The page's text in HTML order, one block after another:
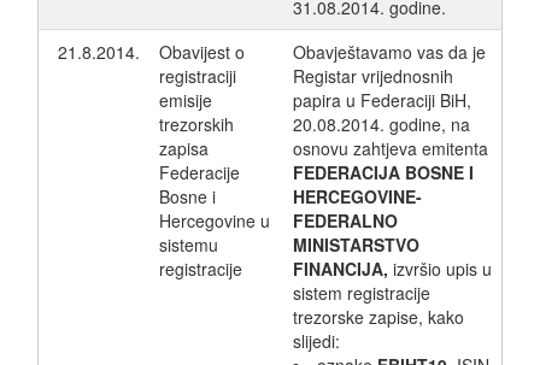
31.08.2014. godine.
21.8.2014.
Obavijest o
registraciji
emisije
trezorskih
zapisa
Federacije
Bosne i
Hercegovine u
sistemu
registracije
Obavještavamo vas da je
Registar vrijednosnih
papira u Federaciji BiH,
20.08.2014. godine, na
osnovu zahtjeva emitenta
FEDERACIJA BOSNE I
HERCEGOVINE-
FEDERALNO
MINISTARSTVO
FINANCIJA, izvršio upis u
sistem registracije
trezorske zapise, kako
slijedi: